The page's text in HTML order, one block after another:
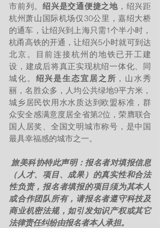
市前列。 绍兴是交通便捷之地，绍兴距
杭州萧山国际机场仅30公里，嘉绍大桥
的通车，让绍兴到上海只需1个半小时，
杭甬高铁的开通，让绍兴5小时就可到达
北京。目前连接杭州的地铁已开工建
设，建成后将真正实现杭绍一体化、同
城化。 绍兴是生态宜居之所 ，山水秀
丽，名胜众多，人均公共绿地9平方米，
城乡居民饮用水水质达到欧盟标准，群
众安全感满意度居全省第2位，荣膺联合
国人居奖、全国文明城市称号，是中国
最具幸福感的城市之一。
旅美科协特此声明：报名者对填报信息
（人才、项目、成果）的真实性和合法
性负责，报名者填报的项目须为其本人
或合作团队所有，请报名者遵守科技及
商业机密法规，如引发知识产权或其它
法律责任纠纷由报名者本人承担。